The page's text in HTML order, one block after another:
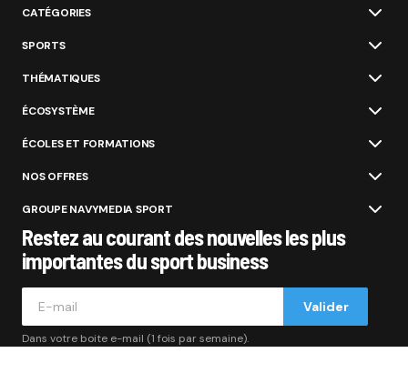
CATÉGORIES
SPORTS
THÉMATIQUES
ÉCOSYSTÈME
ÉCOLES ET FORMATIONS
NOS OFFRES
GROUPE NAVYMEDIA SPORT
Restez au courant des nouvelles les plus
importantes du sport business
Valider
Dans votre boite e-mail (1 fois par semaine).